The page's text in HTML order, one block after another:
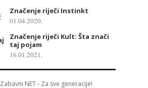
Značenje riječi Instinkt
01.04.2020.
Značenje riječi Kult: Šta znači
taj pojam
16.01.2021.
Zabavni NET- Za sve generacije!